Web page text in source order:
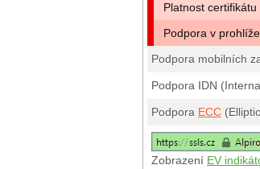
Platnost
Podpora v
Podpora mobilních
Podpora IDN
Podpora ECC
Zobrazení EV